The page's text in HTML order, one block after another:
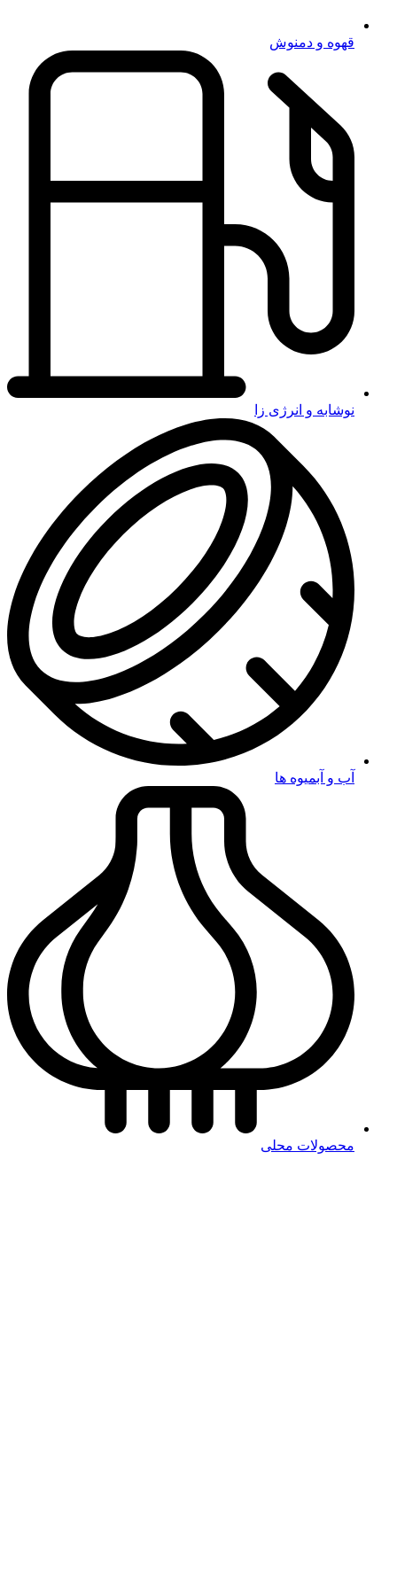
قهوه و دمنوش
نوشابه و انرژی زا
آب و آبمیوه ها
محصولات محلی